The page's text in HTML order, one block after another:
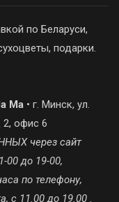
по Беларуси,
подарки.
Ma • г. Минск, ул.
офис 6
через сайт
00 до 19-00,
по телефону,
с 11.00 до 19.00 .